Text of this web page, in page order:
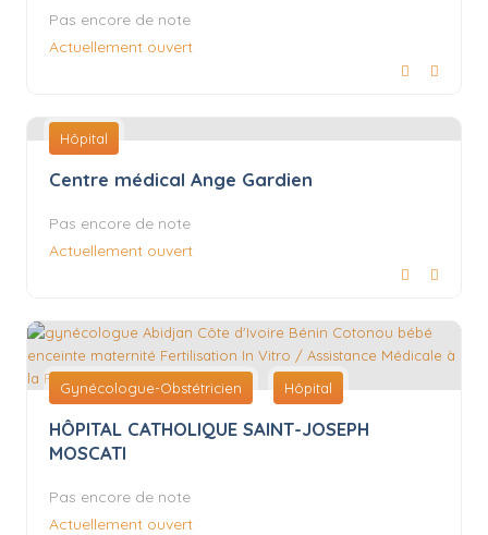
Pas encore de note
Actuellement ouvert
Hôpital
Centre médical Ange Gardien
Pas encore de note
Actuellement ouvert
Gynécologue-Obstétricien Hôpital
HÔPITAL CATHOLIQUE SAINT-JOSEPH
MOSCATI
Pas encore de note
Actuellement ouvert